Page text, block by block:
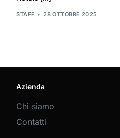
STAFF 28 OTTOBRE 2025
Azienda
Chi siamo
Contatti